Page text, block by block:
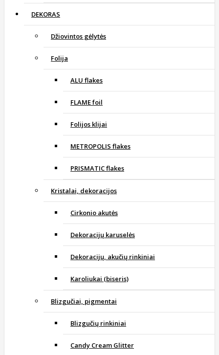
DEKORAS
Džiovintos gėlytės
Folija
ALU flakes
FLAME foil
Folijos klijai
METROPOLIS flakes
PRISMATIC flakes
Kristalai, dekoracijos
Cirkonio akutės
Dekoracijų karuselės
Dekoracijų, akučių rinkiniai
Karoliukai (biseris)
Blizgučiai, pigmentai
Blizgučių rinkiniai
Candy Cream Glitter